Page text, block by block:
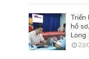
Triển
hồ
Long
23/